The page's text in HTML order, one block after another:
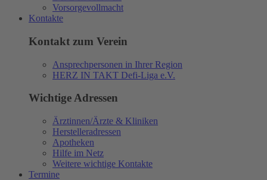
Vorsorgevollmacht
Kontakte
Kontakt zum Verein
Ansprechpersonen in Ihrer Region
HERZ IN TAKT Defi-Liga e.V.
Wichtige Adressen
Ärztinnen/Ärzte & Kliniken
Herstelleradressen
Apotheken
Hilfe im Netz
Weitere wichtige Kontakte
Termine